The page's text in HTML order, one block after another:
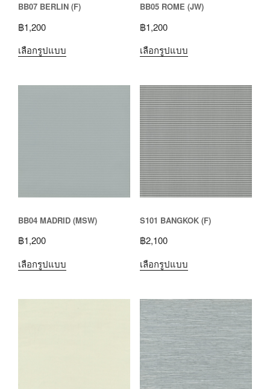
BB07 BERLIN (F)
฿1,200
เลือกรูปแบบ
BB05 ROME (JW)
฿1,200
เลือกรูปแบบ
BB04 MADRID (MSW)
฿1,200
เลือกรูปแบบ
S101 BANGKOK (F)
฿2,100
เลือกรูปแบบ